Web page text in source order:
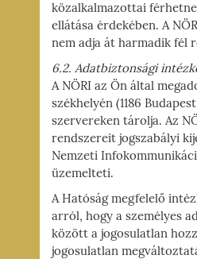
közalkalmazottai
ellátása érdekében. A
nem adja át harmadik fél
6.2. Adatbiztonsági
A NÖRI az Ön által
székhelyén (1186
szervereken tárolja. Az
rendszereit jogszabályi
Nemzeti
üzemelteti.
A Hatóság megfelelő
arról, hogy a személyes
között a jogosulatlan
jogosulatlan